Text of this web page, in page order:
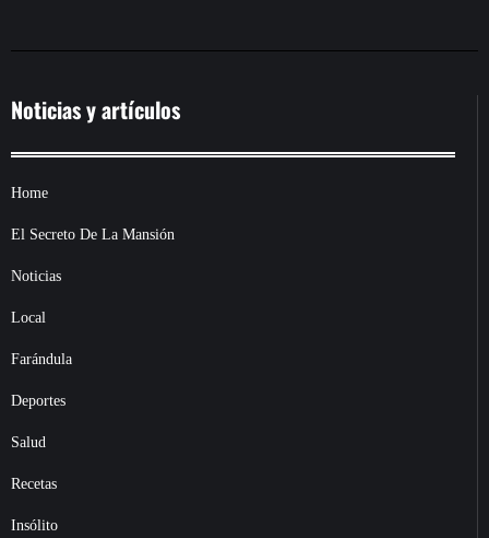
Noticias y artículos
Home
El Secreto De La Mansión
Noticias
Local
Farándula
Deportes
Salud
Recetas
Insólito